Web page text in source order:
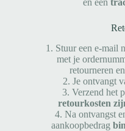
1. Stuur een e-mail
met je
retourneren
2. Je ontvangt
3. Verzend het
retourkosten
4. Na ontvangst
aankoopbedrag